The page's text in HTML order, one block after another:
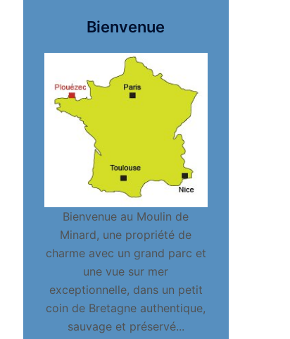
Bienvenue
Bienvenue au Moulin de
Minard, une propriété de
charme avec un grand parc et
une vue sur mer
exceptionnelle, dans un petit
coin de Bretagne authentique,
sauvage et préservé...